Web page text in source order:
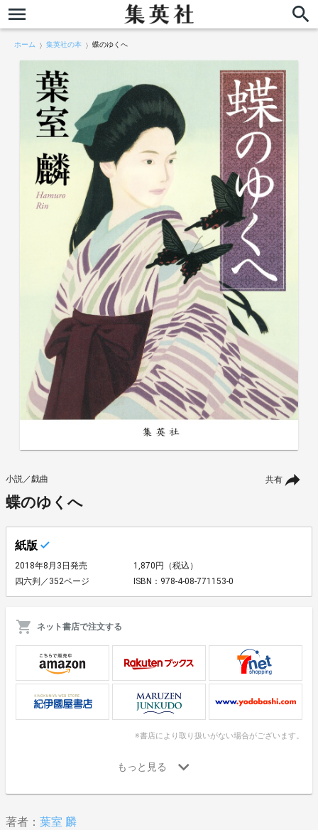
ホーム 集英社の本 蝶のゆくへ
共有
小説／戯曲
蝶のゆくへ
紙版
2018年8月3日発売
1,870円（税込）
四六判／352ページ
ISBN：978-4-08-771153-0
ネット書店で注文する
※書店により取り扱いがない場合がございます。
著者： 葉室 麟